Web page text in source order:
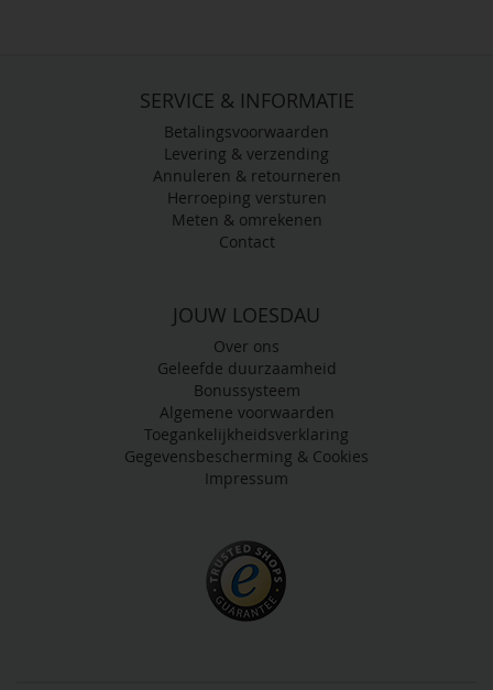
SERVICE & INFORMATIE
Betalingsvoorwaarden
Levering & verzending
Annuleren & retourneren
Herroeping versturen
Meten & omrekenen
Contact
JOUW LOESDAU
Over ons
Geleefde duurzaamheid
Bonussysteem
Algemene voorwaarden
Toegankelijkheidsverklaring
Gegevensbescherming & Cookies
Impressum